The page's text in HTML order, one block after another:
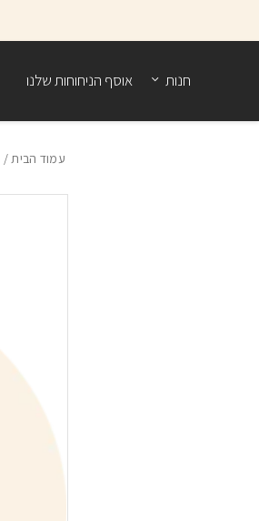
חנות אוסף הניחוחות שלנו
עמוד הבית /